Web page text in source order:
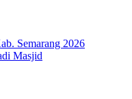
Semarang 2026
Masjid